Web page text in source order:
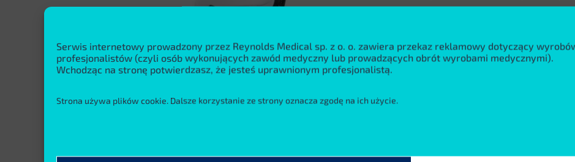
Serwis internetowy prowadzony przez Reynolds Medical sp. z o. o. zawiera przekaz reklamowy dotyczący
profesjonalistów (czyli osób wykonujących zawód medyczny lub prowadzących obrót wyrobami medycznymi).
Wchodząc na stronę potwierdzasz, że jesteś uprawnionym profesjonalistą.
Strona używa plików cookie. Dalsze korzystanie ze strony oznacza zgodę na ich użycie.
monitor podstawowych
bazują na sprawdzonych